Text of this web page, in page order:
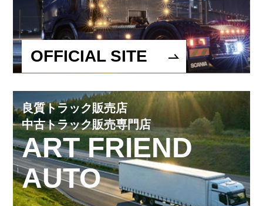
OFFICIAL SITE
良質トラック販売店
中古トラック販売専門店
ART FRIEND
AUTO